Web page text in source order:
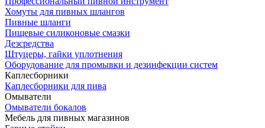
Хомуты для пивных шлангов
Пивные шланги
Пищевые силиконовые смазки
Дезсредства
Штуцеры, гайки уплотнения
Оборудование для промывки и дезинфекции систем
Каплесборники
Каплесборники для пива
Омыватели
Омыватели бокалов
Мебель для пивных магазинов